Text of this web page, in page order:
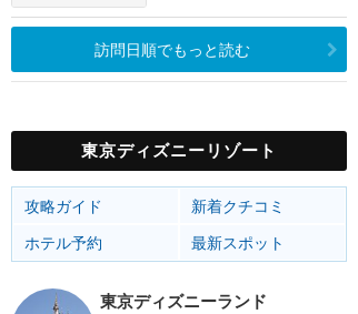
訪問日順でもっと読む
東京ディズニーリゾート
攻略ガイド
新着クチコミ
ホテル予約
最新スポット
東京ディズニーランド